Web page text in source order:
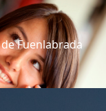
Fuenlabrada